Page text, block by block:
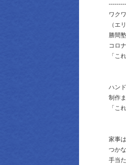
ワク
（エ
勝間
コロ
「こ
ハン
制作ま
「こ
家事
つか
手当